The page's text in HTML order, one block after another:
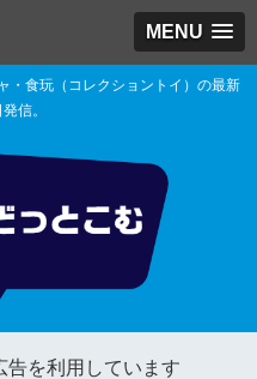
MENU
・食玩（コレクショントイ）の最新
信。
を利用しています